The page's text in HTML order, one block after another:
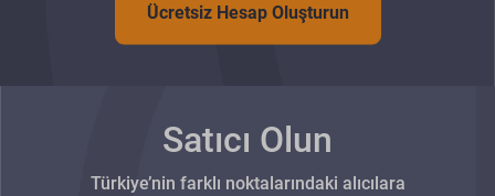
Ücretsiz Hesap Oluşturun
Satıcı Olun
Türkiye’nin farklı noktalarındaki alıcılara